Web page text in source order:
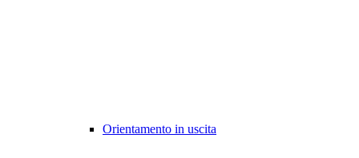
Orientamento in uscita